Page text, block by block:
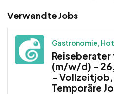
Verwandte Jobs
Gastronomie,
Reiseberater
(m/w/d) –
–
Temporäre